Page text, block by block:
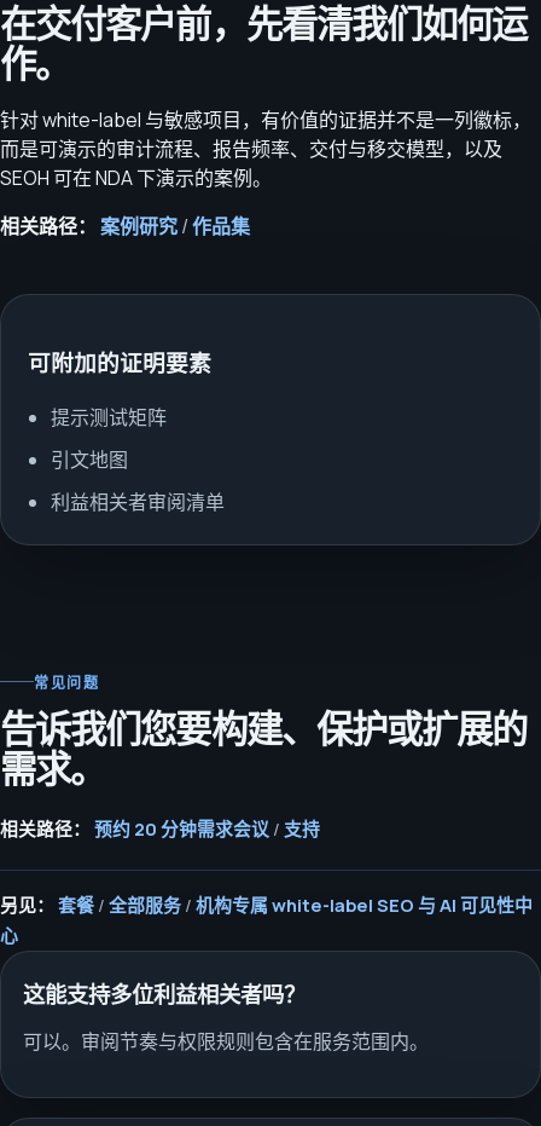
在交付客户前，先看清我们如何运
作。
针对 white-label 与敏感项目，有价值的证据并不是一列徽标，
而是可演示的审计流程、报告频率、交付与移交模型，以及
SEOH 可在 NDA 下演示的案例。
相关路径： 案例研究/作品集
可附加的证明要素
提示测试矩阵
引文地图
利益相关者审阅清单
常见问题
告诉我们您要构建、保护或扩展的
需求。
相关路径： 预约 20 分钟需求会议 / 支持
另见： 套餐 / 全部服务 / 机构专属 white-label SEO 与 AI 可见性中
心
这能支持多位利益相关者吗？
可以。审阅节奏与权限规则包含在服务范围内。